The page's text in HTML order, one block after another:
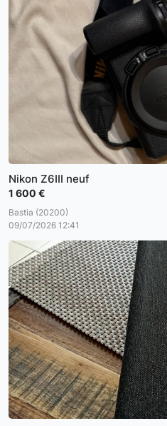
Nikon Z6III neuf
1 600 €
Bastia (20200)
09/07/2026 12:41